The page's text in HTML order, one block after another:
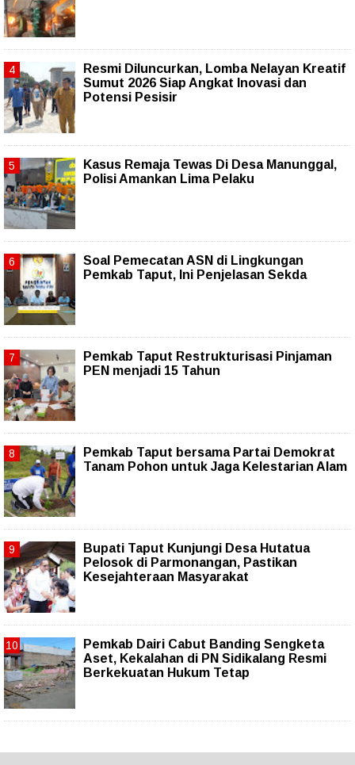
Resmi Diluncurkan, Lomba Nelayan Kreatif
Sumut 2026 Siap Angkat Inovasi dan
Potensi Pesisir
Kasus Remaja Tewas Di Desa Manunggal,
Polisi Amankan Lima Pelaku
Soal Pemecatan ASN di Lingkungan
Pemkab Taput, Ini Penjelasan Sekda
Pemkab Taput Restrukturisasi Pinjaman
PEN menjadi 15 Tahun‎
Pemkab Taput bersama Partai Demokrat
Tanam Pohon untuk Jaga Kelestarian Alam
Bupati Taput Kunjungi Desa Hutatua
Pelosok di Parmonangan, Pastikan
Kesejahteraan Masyarakat
Pemkab Dairi Cabut Banding Sengketa
Aset, Kekalahan di PN Sidikalang Resmi
Berkekuatan Hukum Tetap